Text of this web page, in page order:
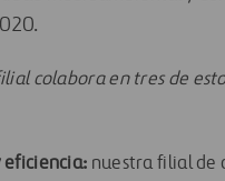
colabora en tres de
eficiencia: nuestra filial de